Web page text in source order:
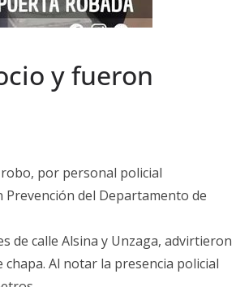
y fueron
por personal policial
del Departamento de
de calle Alsina y Unzaga, advirtieron
Al notar la presencia policial